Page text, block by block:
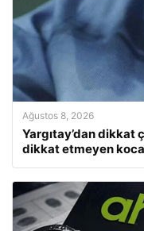
Ağustos 8, 2026
Yargıtay’dan dikkat
dikkat etmeyen